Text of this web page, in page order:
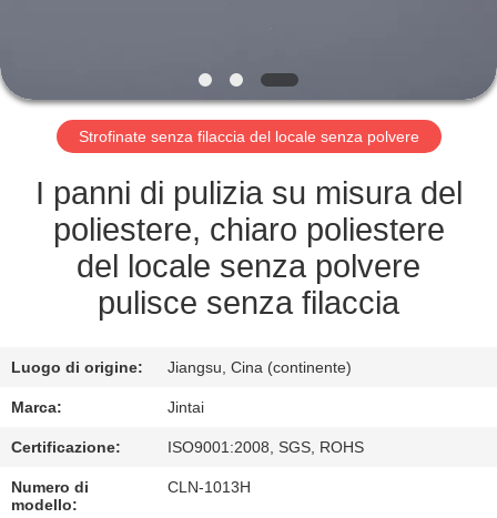
FABBRICA
CONTROLLO
DELLA
QUALITÀ
CONTATTACI
NOTIZIE
CASI
Strofinate senza filaccia del locale senza polvere
I panni di pulizia su misura del
poliestere, chiaro poliestere
del locale senza polvere
pulisce senza filaccia
Luogo di origine: Jiangsu, Cina (continente)
Marca: Jintai
Certificazione: ISO9001:2008, SGS, ROHS
Numero di
modello:
CLN-1013H